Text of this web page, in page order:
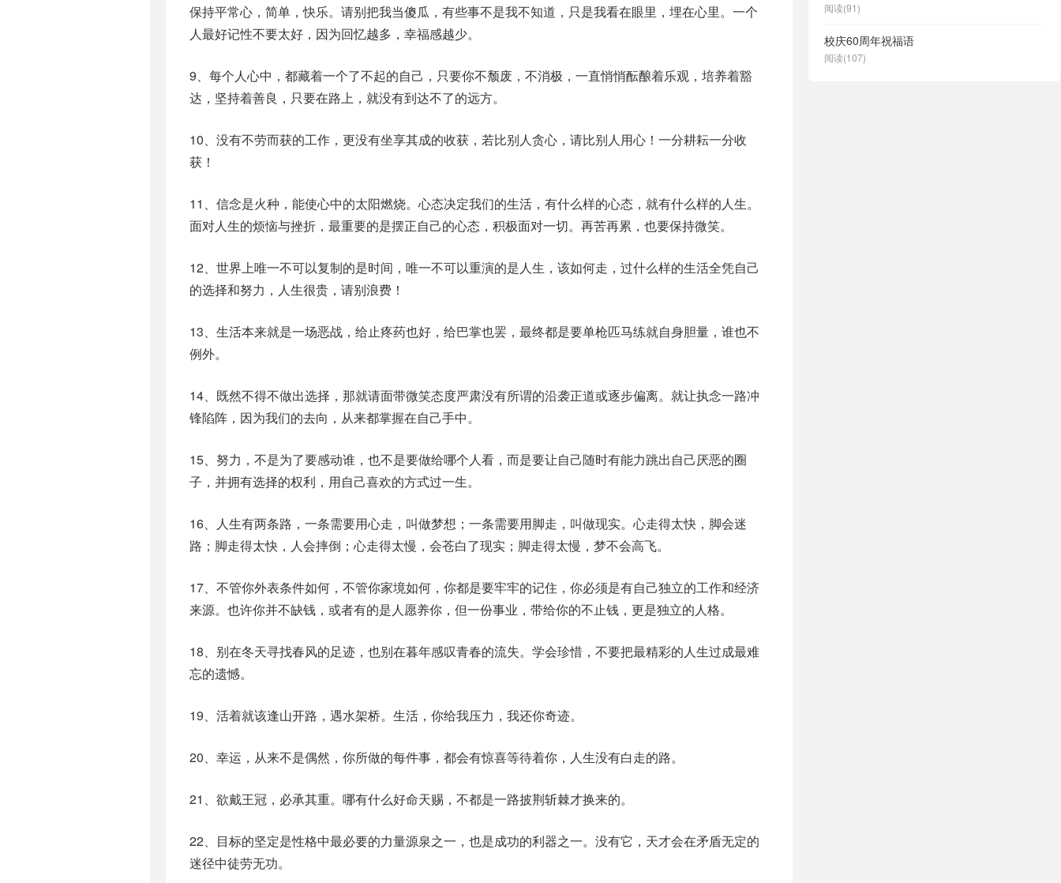
保持平常心，简单，快乐。请别把我当傻瓜，有些事不是我不知道，只是我看在眼里，埋在心里。一个
人最好记性不要太好，因为回忆越多，幸福感越少。
9、每个人心中，都藏着一个了不起的自己，只要你不颓废，不消极，一直悄悄酝酿着乐观，培养着豁
达，坚持着善良，只要在路上，就没有到达不了的远方。
10、没有不劳而获的工作，更没有坐享其成的收获，若比别人贪心，请比别人用心！一分耕耘一分收
获！
11、信念是火种，能使心中的太阳燃烧。心态决定我们的生活，有什么样的心态，就有什么样的人生。
面对人生的烦恼与挫折，最重要的是摆正自己的心态，积极面对一切。再苦再累，也要保持微笑。
12、世界上唯一不可以复制的是时间，唯一不可以重演的是人生，该如何走，过什么样的生活全凭自己
的选择和努力，人生很贵，请别浪费！
13、生活本来就是一场恶战，给止疼药也好，给巴掌也罢，最终都是要单枪匹马练就自身胆量，谁也不
例外。
14、既然不得不做出选择，那就请面带微笑态度严肃没有所谓的沿袭正道或逐步偏离。就让执念一路冲
锋陷阵，因为我们的去向，从来都掌握在自己手中。
15、努力，不是为了要感动谁，也不是要做给哪个人看，而是要让自己随时有能力跳出自己厌恶的圈
子，并拥有选择的权利，用自己喜欢的方式过一生。
16、人生有两条路，一条需要用心走，叫做梦想；一条需要用脚走，叫做现实。心走得太快，脚会迷
路；脚走得太快，人会摔倒；心走得太慢，会苍白了现实；脚走得太慢，梦不会高飞。
17、不管你外表条件如何，不管你家境如何，你都是要牢牢的记住，你必须是有自己独立的工作和经济
来源。也许你并不缺钱，或者有的是人愿养你，但一份事业，带给你的不止钱，更是独立的人格。
18、别在冬天寻找春风的足迹，也别在暮年感叹青春的流失。学会珍惜，不要把最精彩的人生过成最难
忘的遗憾。
19、活着就该逢山开路，遇水架桥。生活，你给我压力，我还你奇迹。
20、幸运，从来不是偶然，你所做的每件事，都会有惊喜等待着你，人生没有白走的路。
21、欲戴王冠，必承其重。哪有什么好命天赐，不都是一路披荆斩棘才换来的。
22、目标的坚定是性格中最必要的力量源泉之一，也是成功的利器之一。没有它，天才会在矛盾无定的
迷径中徒劳无功。
阅读(91)
校庆60周年祝福语
阅读(107)